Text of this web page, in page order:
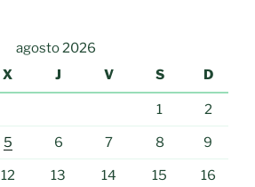
agosto 2026
X J V S D
1 2
5 6 7 8 9
12 13 14 15 16